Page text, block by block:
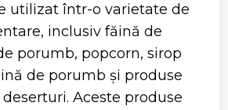
utilizat într-o varietate de
inclusiv făină de
porumb, popcorn, sirop
de porumb și produse
Aceste produse